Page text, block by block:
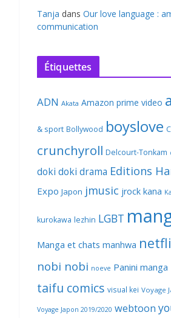
Tanja dans Our love language :
communication
Étiquettes
ADN Akata Amazon prime video
& sport Bollywood boyslove
crunchyroll Delcourt-Tonkam
doki doki drama Editions
Expo Japon jmusic jrock kana
kurokawa lezhin LGBT
Manga et chats manhwa
nobi nobi noeve Panini manga
taifu comics visual kei Voyage
Voyage Japon 2019/2020 webtoon